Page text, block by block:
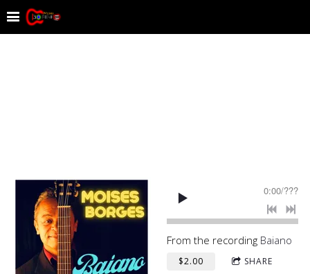
0:00/???
From the recording Baiano
$2.00 SHARE